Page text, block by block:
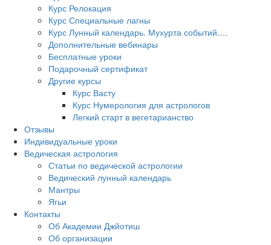
Курс Релокация
Курс Специальные лагны
Курс Лунный календарь. Мухурта событий.…
Дополнительные вебинары
Бесплатные уроки
Подарочный сертификат
Другие курсы
Курс Васту
Курс Нумерология для астрологов
Легкий старт в вегетарианство
Отзывы
Индивидуальные уроки
Ведическая астрология
Статьи по ведической астрологии
Ведический лунный календарь
Мантры
Ягьи
Контакты
Об Академии Джйотиш
Об организации